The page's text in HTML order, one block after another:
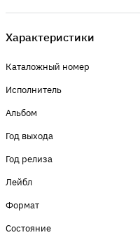
Характеристики
Каталожный номер
Исполнитель
Альбом
Год выхода
Год релиза
Лейбл
Формат
Состояние